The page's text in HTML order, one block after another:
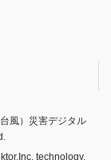
風）災害デジタル
technology.